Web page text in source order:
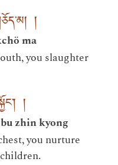
།
ma
you slaughter
།
zhin kyong
you nurture